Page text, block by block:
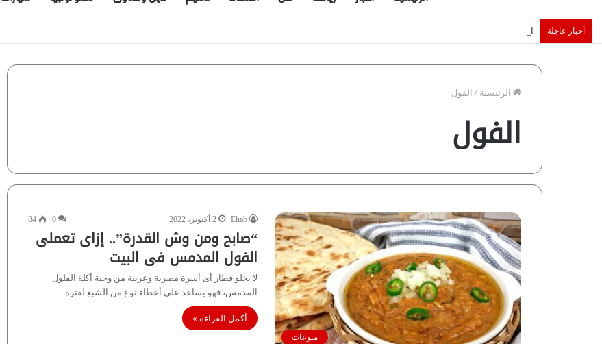
أخبار عاجلة
الرئيسية / الفول
الفول
منوعات
Ehab 2 أكتوبر، 2022 0
84
“صابح ومن وش القدرة”.. إزاى تعملى
الفول المدمس فى البيت
لا يخلو فطار أى أسرة مصرية وعربية من وجبة أكلة الفلول
المدمس، فهو يساعد على أعطاء نوع من الشبع لفترة…
أكمل القراءة »